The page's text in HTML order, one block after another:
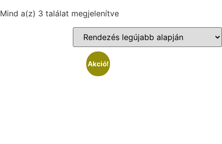
Mind a(z) 3 találat megjelenítve
Akció!